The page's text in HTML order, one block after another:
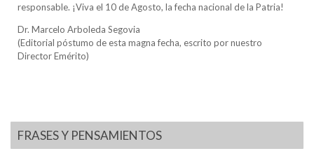
responsable. ¡Viva el 10 de Agosto, la fecha nacional de la Patria!
Dr. Marcelo Arboleda Segovia
(Editorial póstumo de esta magna fecha, escrito por nuestro
Director Emérito)
FRASES Y PENSAMIENTOS